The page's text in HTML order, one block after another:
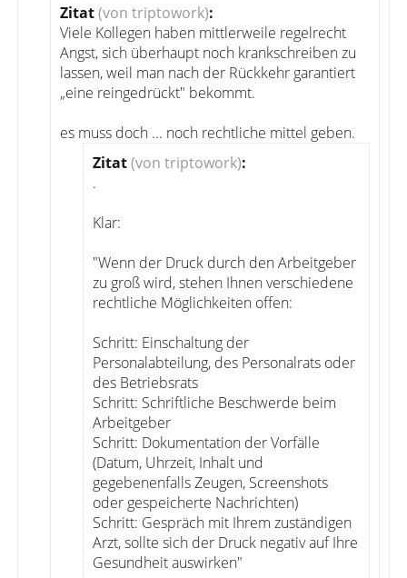
Zitat(von triptowork):
Viele Kollegen haben mittlerweile regelrecht
Angst, sich überhaupt noch krankschreiben zu
lassen, weil man nach der Rückkehr garantiert
„eine reingedrückt" bekommt.
es muss doch ... noch rechtliche mittel geben.
Zitat(von triptowork):
.
Klar:
"Wenn der Druck durch den Arbeitgeber
zu groß wird, stehen Ihnen verschiedene
rechtliche Möglichkeiten offen:
Schritt: Einschaltung der
Personalabteilung, des Personalrats oder
des Betriebsrats
Schritt: Schriftliche Beschwerde beim
Arbeitgeber
Schritt: Dokumentation der Vorfälle
(Datum, Uhrzeit, Inhalt und
gegebenenfalls Zeugen, Screenshots
oder gespeicherte Nachrichten)
Schritt: Gespräch mit Ihrem zuständigen
Arzt, sollte sich der Druck negativ auf Ihre
Gesundheit auswirken"